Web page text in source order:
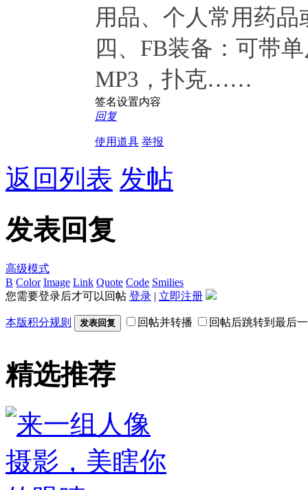
用品、个人常用药品
四、FB装备：可带
MP3，扑克……
签名设置内容
回复
使用道具 举报
返回列表 发帖
发表回复
高级模式
B Color Image Link Quote Code Smilies
您需要登录后才可以回帖 登录 | 立即注册
本版积分规则 发表回复 回帖并转播 回帖后跳转到最后
精选推荐